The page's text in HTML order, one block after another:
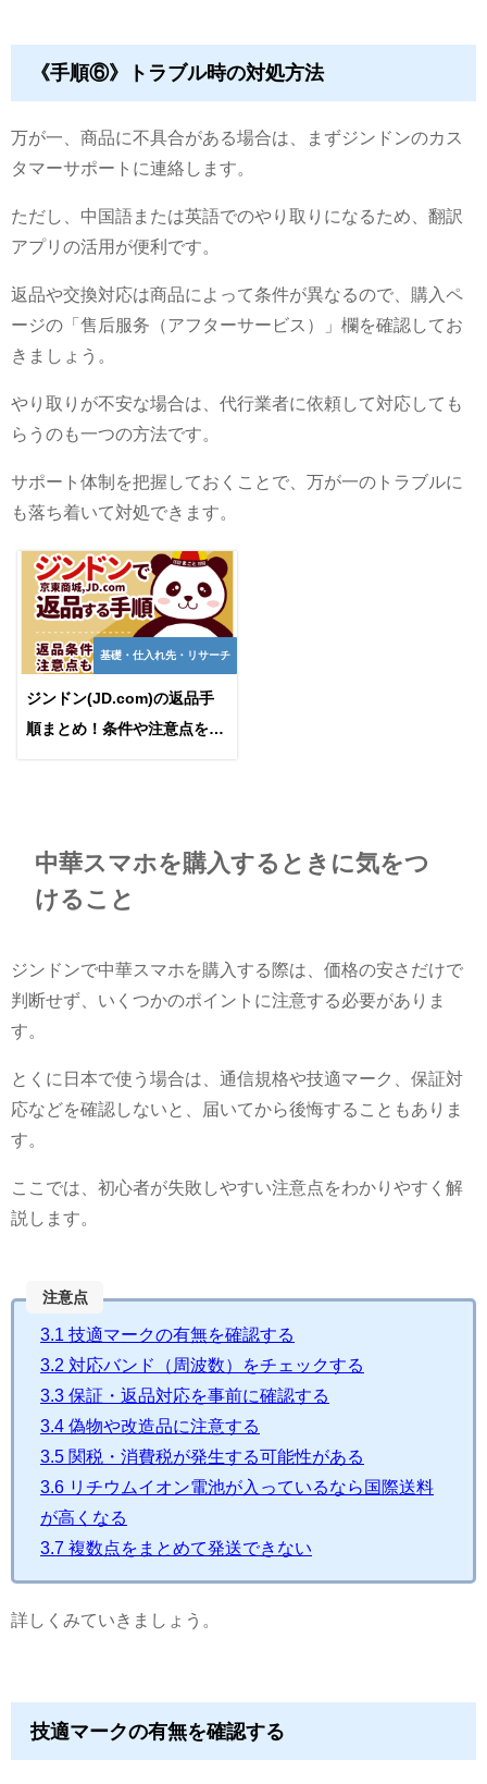
《手順⑥》トラブル時の対処方法
万が一、商品に不具合がある場合は、まずジンドンのカス
タマーサポートに連絡します。
ただし、中国語または英語でのやり取りになるため、翻訳
アプリの活用が便利です。
返品や交換対応は商品によって条件が異なるので、購入ペ
ージの「售后服务（アフターサービス）」欄を確認してお
きましょう。
やり取りが不安な場合は、代行業者に依頼して対応しても
らうのも一つの方法です。
サポート体制を把握しておくことで、万が一のトラブルに
も落ち着いて対処できます。
基礎・仕入れ先・リサーチ
ジンドン(JD.com)の返品手
順まとめ！条件や注意点を徹
中華スマホを購入するときに気をつ
けること
ジンドンで中華スマホを購入する際は、価格の安さだけで
判断せず、いくつかのポイントに注意する必要がありま
す。
とくに日本で使う場合は、通信規格や技適マーク、保証対
応などを確認しないと、届いてから後悔することもありま
す。
ここでは、初心者が失敗しやすい注意点をわかりやすく解
説します。
注意点
3.1 技適マークの有無を確認する
3.2 対応バンド（周波数）をチェックする
3.3 保証・返品対応を事前に確認する
3.4 偽物や改造品に注意する
3.5 関税・消費税が発生する可能性がある
3.6 リチウムイオン電池が入っているなら国際送料
が高くなる
3.7 複数点をまとめて発送できない
詳しくみていきましょう。
技適マークの有無を確認する